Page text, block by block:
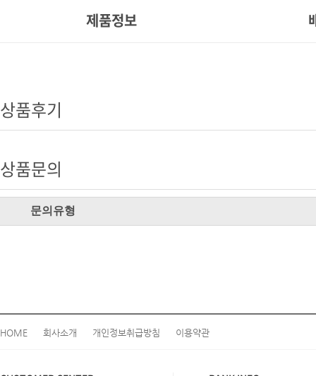
제품정보
상품후기
상품문의
문의유형
HOME 회사소개 개인정보취급방침 이용약관